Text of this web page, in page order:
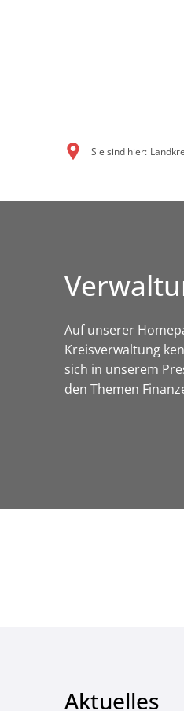
Sie sind hier:
Auf unserer
Kreisverwaltung
sich in unserem
den Themen
Aktuelles